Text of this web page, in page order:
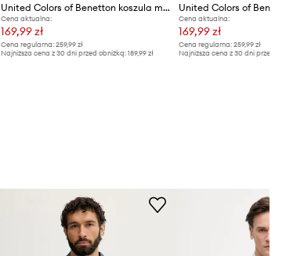
United Colors of Benetton koszula męska bawełniana
Cena aktualna:
169,99 zł
Cena regularna:259,99 zł
Najniższa cena z 30 dni przed obniżką:189,99 zł
Cena aktualna:
169,99 zł
Cena regularna: 259,99 zł
Najniższa cena z 30 dni przed obniżką: